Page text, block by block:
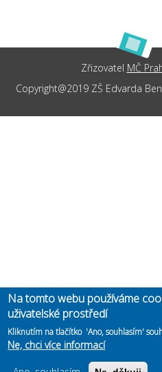
Zřizovatel MČ
Copyright@2019 ZŠ Edvarda
Na tomto webu používáme
uživatelské prostředí
Kliknutím na tlačítko 'Ano, souhlasím'
Ne, chci více informací